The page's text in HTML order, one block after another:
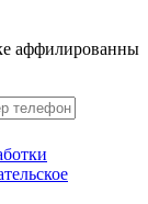
аффилированны